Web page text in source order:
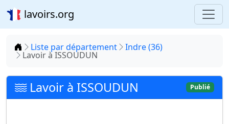
lavoirs.org
Accueil
Liste par département Indre (36)
Lavoir à ISSOUDUN
Lavoir à ISSOUDUN Publié